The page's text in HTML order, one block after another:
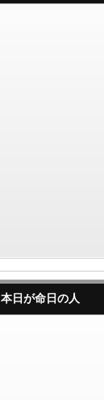
本日が命日の人